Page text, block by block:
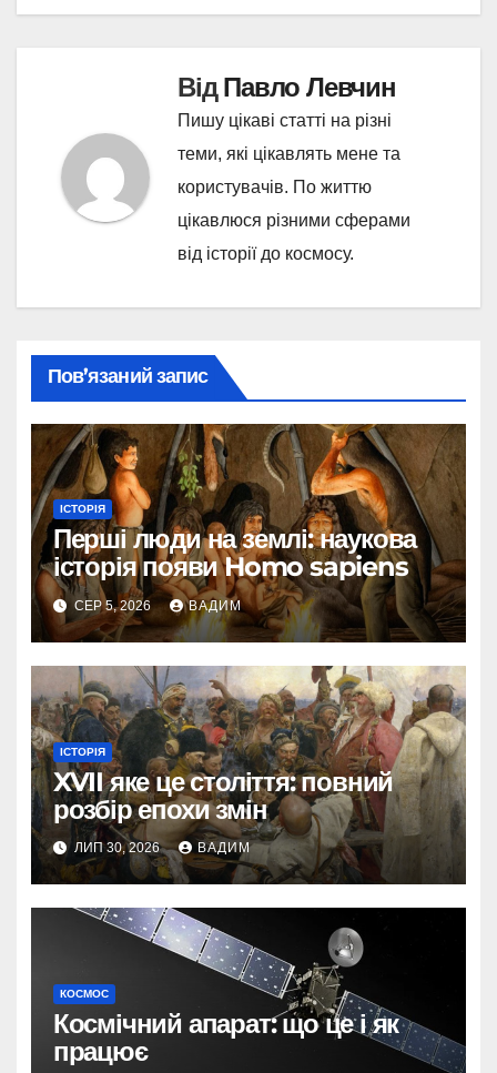
ВідПавло Левчин
Пишу цікаві статті на різні
теми, які цікавлять мене та
користувачів. По життю
цікавлюся різними сферами
від історії до космосу.
Пов’язаний запис
ІСТОРІЯ
Перші люди на землі: наукова
історія появи Homo sapiens
СЕР 5, 2026 ВАДИМ
ІСТОРІЯ
XVII яке це століття: повний
розбір епохи змін
ЛИП 30, 2026 ВАДИМ
КОСМОС
Космічний апарат: що це і як
працює